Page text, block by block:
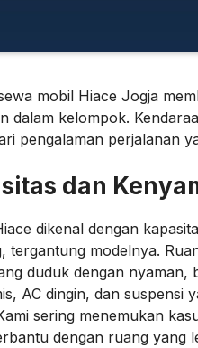
mobil Hiace Jogja
dalam kelompok.
pengalaman perjalanan
dan
dikenal dengan
tergantung modelnya.
duduk dengan nyaman,
AC dingin, dan suspensi
sering menemukan
dengan ruang yang